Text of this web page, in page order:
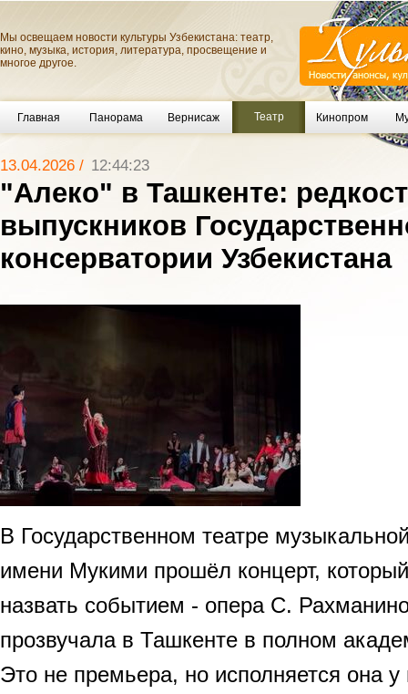
Мы освещаем новости культуры Узбекистана: театр,
кино, музыка, история, литература, просвещение и
многое другое.
Главная Панорама Вернисаж Театр Кинопром
13.04.2026 / 12:44:23
"Алеко" в Ташкенте:
выпускников
консерватории Узбекистана
В Государственном театре
имени Мукими прошёл концерт,
назвать событием - опера С.
прозвучала в Ташкенте в полном
Это не премьера, но исполняется она у